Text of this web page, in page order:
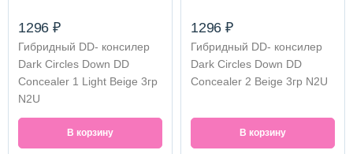
1296 ₽
Гибридный DD- консилер
Dark Circles Down DD
Concealer 1 Light Beige 3гр
N2U
В корзину
1296 ₽
Гибридный DD- консилер
Dark Circles Down DD
Concealer 2 Beige 3гр N2U
В корзину